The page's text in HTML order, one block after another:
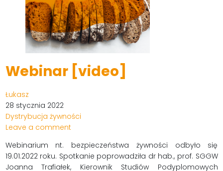
Webinar [video]
Łukasz
28 stycznia 2022
Dystrybucja żywności
Leave a comment
Webinarium nt. bezpieczeństwa żywności odbyło się
19.01.2022 roku. Spotkanie poprowadziła dr hab., prof. SGGW
Joanna Trafiałek, Kierownik Studiów Podyplomowych